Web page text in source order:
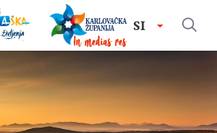
SI